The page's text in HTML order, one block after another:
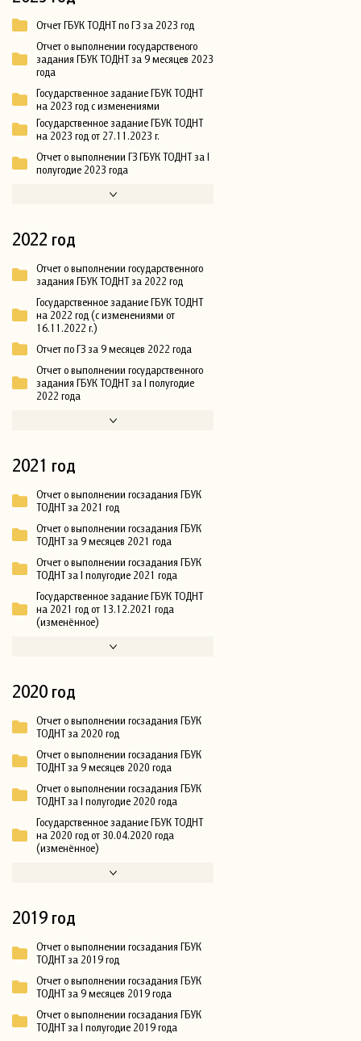
Отчет ГБУК ТОДНТ по ГЗ за 2023 год
Отчет о выполнении государственого
задания ГБУК ТОДНТ за 9 месяцев 2023
года
Государственное задание ГБУК ТОДНТ
на 2023 год с изменениями
Государственное задание ГБУК ТОДНТ
на 2023 год от 27.11.2023 г.
Отчет о выполнении ГЗ ГБУК ТОДНТ за I
полугодие 2023 года
2022 год
Отчет о выполнении государственного
задания ГБУК ТОДНТ за 2022 год
Государственное задание ГБУК ТОДНТ
на 2022 год (с изменениями от
16.11.2022 г.)
Отчет по ГЗ за 9 месяцев 2022 года
Отчет о выполнении государственного
задания ГБУК ТОДНТ за I полугодие
2022 года
2021 год
Отчет о выполнении госзадания ГБУК
ТОДНТ за 2021 год
Отчет о выполнении госзадания ГБУК
ТОДНТ за 9 месяцев 2021 года
Отчет о выполнении госзадания ГБУК
ТОДНТ за I полугодие 2021 года
Государственное задание ГБУК ТОДНТ
на 2021 год от 13.12.2021 года
(изменённое)
2020 год
Отчет о выполнении госзадания ГБУК
ТОДНТ за 2020 год
Отчет о выполнении госзадания ГБУК
ТОДНТ за 9 месяцев 2020 года
Отчет о выполнении госзадания ГБУК
ТОДНТ за I полугодие 2020 года
Государственное задание ГБУК ТОДНТ
на 2020 год от 30.04.2020 года
(изменённое)
2019 год
Отчет о выполнении госзадания ГБУК
ТОДНТ за 2019 год
Отчет о выполнении госзадания ГБУК
ТОДНТ за 9 месяцев 2019 года
Отчет о выполнении госзадания ГБУК
ТОДНТ за I полугодие 2019 года